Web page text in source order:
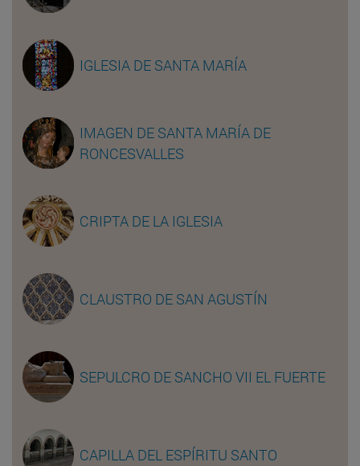
IGLESIA DE SANTA MARÍA
IMAGEN DE SANTA MARÍA DE
RONCESVALLES
CRIPTA DE LA IGLESIA
CLAUSTRO DE SAN AGUSTÍN
SEPULCRO DE SANCHO VII EL FUERTE
CAPILLA DEL ESPÍRITU SANTO